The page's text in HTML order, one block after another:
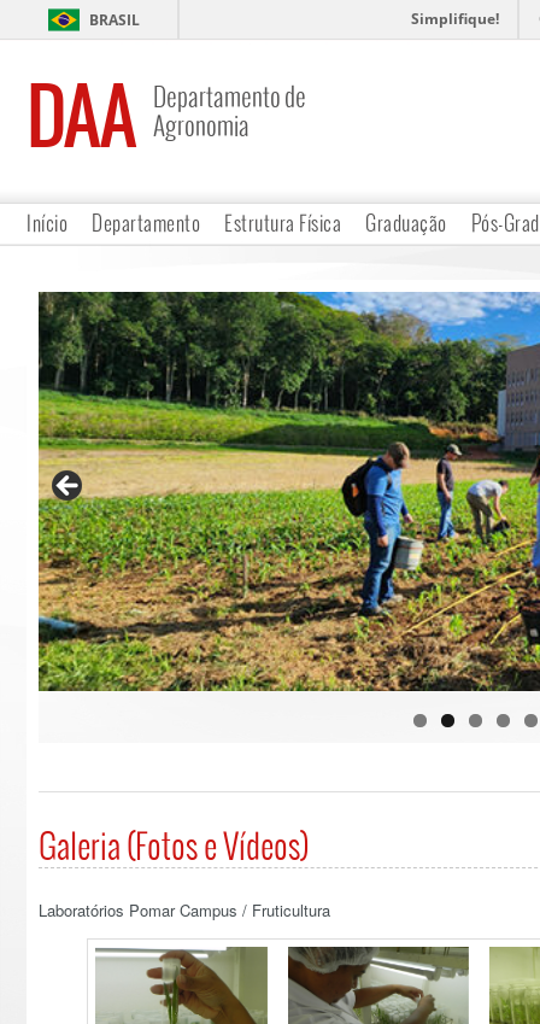
BRASIL Simplifique!
DAA Departamento de
Agronomia
Início Departamento Estrutura Física Graduação Pós-
Galeria (Fotos e Vídeos)
Laboratórios Pomar Campus / Fruticultura